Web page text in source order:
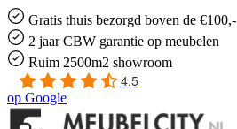
Gratis thuis bezorgd boven de €100,-
2 jaar CBW garantie op meubelen
Ruim 2500m2 showroom
4.5
op Google